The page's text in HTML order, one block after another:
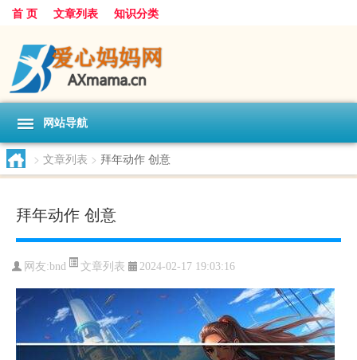
首 页 文章列表 知识分类
网站导航
> 文章列表 > 拜年动作 创意
拜年动作 创意
网友:bnd 文章列表 2024-02-17 19:03:16